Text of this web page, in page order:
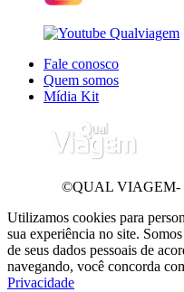
Fale conosco
Quem somos
Mídia Kit
©QUAL VIAGEM-
Utilizamos cookies para
sua experiência no site.
de seus dados pessoais de
navegando, você concorda
Privacidade